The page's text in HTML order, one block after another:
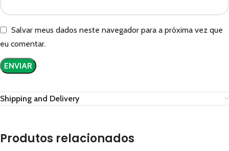
Salvar meus dados neste navegador para a próxima vez que
eu comentar.
Shipping and Delivery
Produtos relacionados